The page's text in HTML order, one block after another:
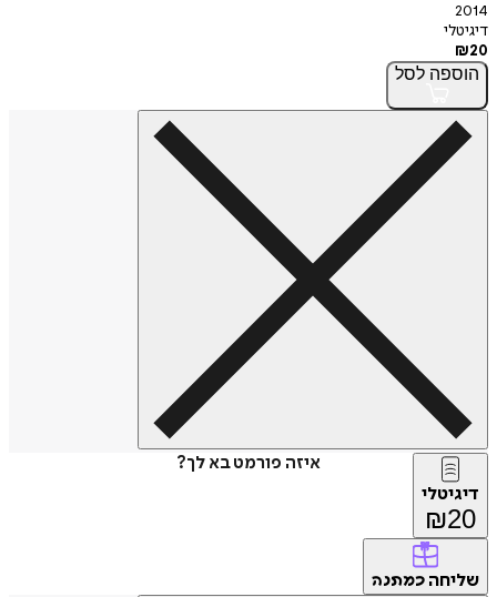
2014
דיגיטלי
₪20
הוספה לסל
איזה פורמט בא לך?
דיגיטלי
₪20
שליחה כמתנה